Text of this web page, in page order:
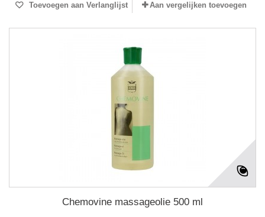
Toevoegen aan Verlanglijst Aan vergelijken toevoegen
Chemovine massageolie 500 ml